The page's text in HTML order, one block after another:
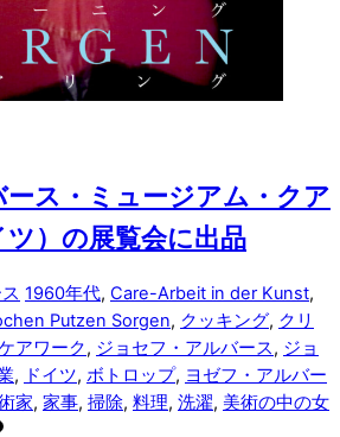
ス・ミュージアム・クア
ツ）の展覧会に出品
1960年代, Care-Arbeit in der Kunst,
Putzen Sorgen, クッキング, クリ
アワーク, ジョセフ・アルバース, ジョ
, ドイツ, ボトロップ, ヨゼフ・アルバー
家, 家事, 掃除, 料理, 洗濯, 美術の中の女